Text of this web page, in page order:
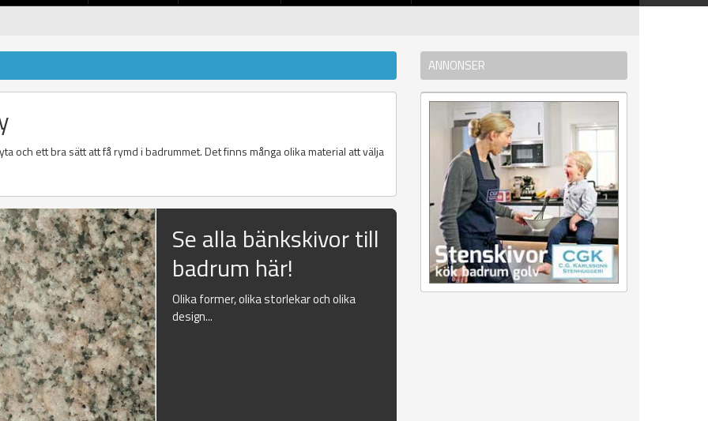
och ett bra sätt att få rymd i badrummet. Det finns många olika material att välja
Se alla bänkskivor till
badrum här!
Olika former, olika storlekar och olika
design...
ANNONSER